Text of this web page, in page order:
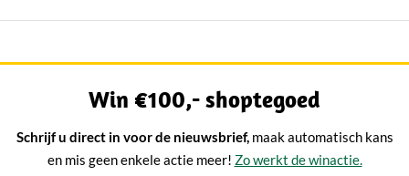
hoort.
Win €100,- shoptegoed
Schrijf u direct in voor de nieuwsbrief, maak automatisch kans
en mis geen enkele actie meer! Zo werkt de winactie.